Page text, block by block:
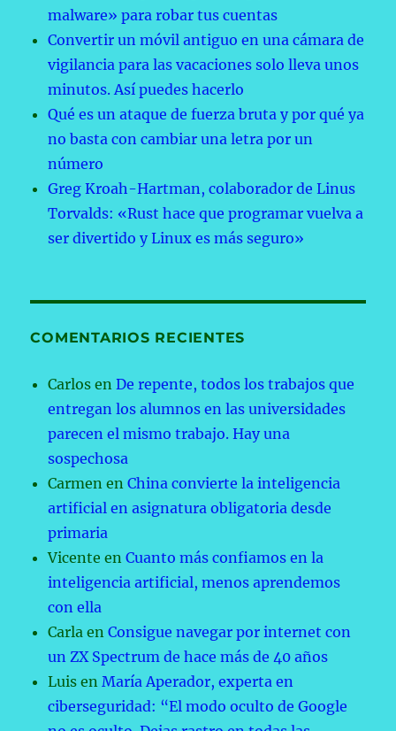
malware» para robar tus cuentas
Convertir un móvil antiguo en una cámara de
vigilancia para las vacaciones solo lleva unos
minutos. Así puedes hacerlo
Qué es un ataque de fuerza bruta y por qué ya
no basta con cambiar una letra por un
número
Greg Kroah-Hartman, colaborador de Linus
Torvalds: «Rust hace que programar vuelva a
ser divertido y Linux es más seguro»
COMENTARIOS RECIENTES
Carlos enDe repente, todos los trabajos que
entregan los alumnos en las universidades
parecen el mismo trabajo. Hay una
sospechosa
Carmen enChina convierte la inteligencia
artificial en asignatura obligatoria desde
primaria
Vicente enCuanto más confiamos en la
inteligencia artificial, menos aprendemos
con ella
Carla enConsigue navegar por internet con
un ZX Spectrum de hace más de 40 años
Luis en María Aperador, experta en
ciberseguridad: “El modo oculto de Google